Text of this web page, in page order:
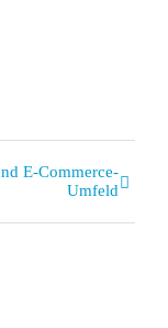
E-Commerce-
Umfeld